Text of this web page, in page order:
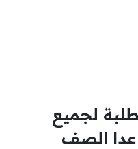
لجميع
عدا الصف